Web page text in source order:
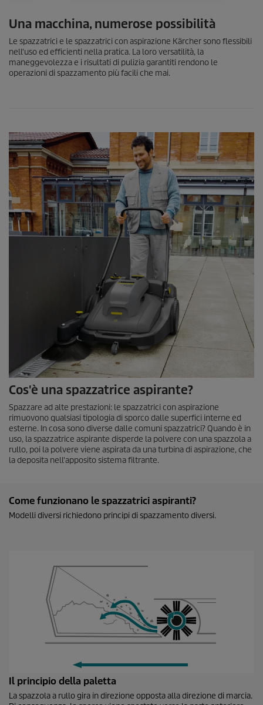
Una macchina, numerose possibilità
Le spazzatrici e le spazzatrici con aspirazione Kärcher sono flessibili
nell'uso ed efficienti nella pratica. La loro versatilità, la
maneggevolezza e i risultati di pulizia garantiti rendono le
operazioni di spazzamento più facili che mai.
Cos'è una spazzatrice aspirante?
Spazzare ad alte prestazioni: le spazzatrici con aspirazione
rimuovono qualsiasi tipologia di sporco dalle superfici interne ed
esterne. In cosa sono diverse dalle comuni spazzatrici? Quando è in
uso, la spazzatrice aspirante disperde la polvere con una spazzola a
rullo, poi la polvere viene aspirata da una turbina di aspirazione, che
la deposita nell'apposito sistema filtrante.
Come funzionano le spazzatrici aspiranti?
Modelli diversi richiedono principi di spazzamento diversi.
Il principio della paletta
La spazzola a rullo gira in direzione opposta alla direzione di marcia.